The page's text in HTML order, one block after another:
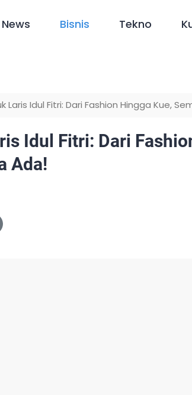
News Bisnis Tekno
Laris Idul Fitri: Dari Fashion Hingga Kue,
Idul Fitri: Dari
Ada!